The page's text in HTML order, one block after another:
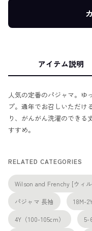
アイテム説明
人気の定番のパジャマ。ゆ
プ。通年でお召しいただけ
り、がんがん洗濯のでき
すすめ。
RELATED CATEGORIES
Wilson and Frenchy [ウィ
パジャマ 長袖 18M-
4Y（100-105cm） 5-